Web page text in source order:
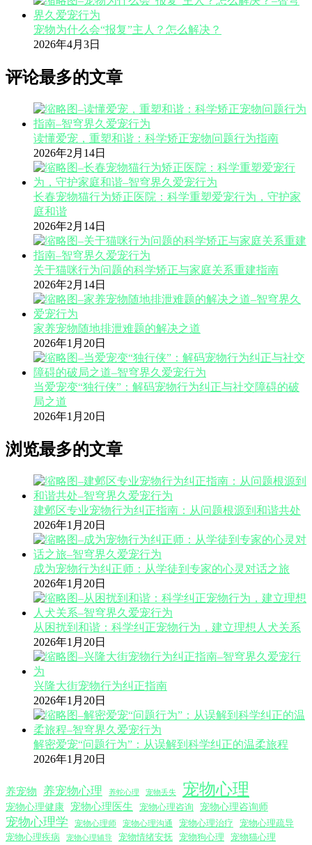
宠物为什么会“报复”主人？怎么解决？
2026年4月3日
评论最多的文章
读懂爱宠，重塑和谐：科学矫正宠物问题行为指南
2026年2月14日
长春宠物猫行为矫正医院：科学重塑爱宠行为，守护家
庭和谐
2026年2月14日
关于猫咪行为问题的科学矫正与家庭关系重建指南
2026年2月14日
家养宠物随地排泄难题的解决之道
2026年1月20日
当爱宠变“独行侠”：解码宠物行为纠正与社交障碍的破
局之道
2026年1月20日
浏览最多的文章
建邺区专业宠物行为纠正指南：从问题根源到和谐共处
2026年1月20日
成为宠物行为纠正师：从学徒到专家的心灵对话之旅
2026年1月20日
从困扰到和谐：科学纠正宠物行为，建立理想人犬关系
2026年1月20日
兴隆大街宠物行为纠正指南
2026年1月20日
解密爱宠“问题行为”：从误解到科学纠正的温柔旅程
2026年1月20日
养宠物 养宠物心理 养蛇心理 宠物丢失 宠物心理
宠物心理健康 宠物心理医生 宠物心理咨询 宠物心理咨询师
宠物心理学 宠物心理师 宠物心理沟通 宠物心理治疗
宠物心理疏导
宠物心理疾病
宠物心理辅导 宠物情绪安抚 宠物狗心理 宠物猫心理